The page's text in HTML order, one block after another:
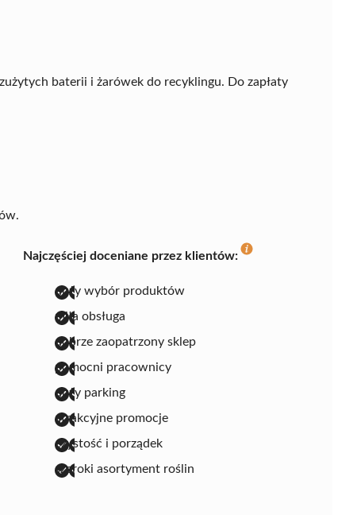
baterii i żarówek do recyklingu. Do zapłaty
Najczęściej doceniane przez klientów:
duży wybór produktów
miła obsługa
dobrze zaopatrzony sklep
pomocni pracownicy
duży parking
atrakcyjne promocje
czystość i porządek
szeroki asortyment roślin